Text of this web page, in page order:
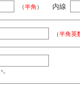
（半角 ） 内線
（半角英